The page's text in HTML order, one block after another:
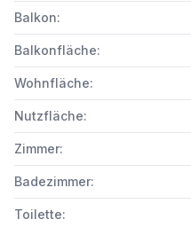
Balkon:
Balkonfläche:
Wohnfläche:
Nutzfläche:
Zimmer:
Badezimmer:
Toilette: